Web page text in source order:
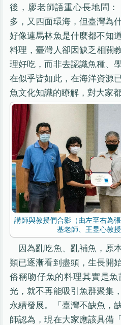
後，廖老師語重心長地問
多，又四面環海，但臺灣為
好像連馬林魚是什麼都不知
料理，臺灣人卻因缺乏相關
理好吃，而非去認識魚種、
在似乎皆如此，在海洋資源
魚文化知識的瞭解，對大家都
講師與教授們合影（由左至右為
基老師、王昱心教
因為亂吃魚、亂補魚，原
類已逐漸看到盡頭，生長開
俗稱吻仔魚的料理其實是
光，就不再能吸引魚群聚集
永續發展。「臺灣不缺魚，
師認為，現在大家應該具備